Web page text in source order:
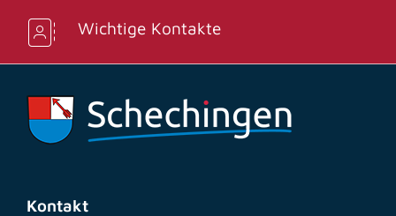
Wichtige Kontakte
Kontakt